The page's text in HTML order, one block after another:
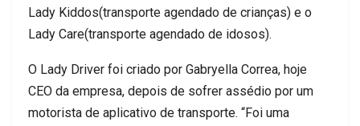
Lady Kiddos(transporte agendado de crianças) e o
Lady Care(transporte agendado de idosos).
O Lady Driver foi criado por Gabryella Correa, hoje
CEO da empresa, depois de sofrer assédio por um
motorista de aplicativo de transporte. “Foi uma